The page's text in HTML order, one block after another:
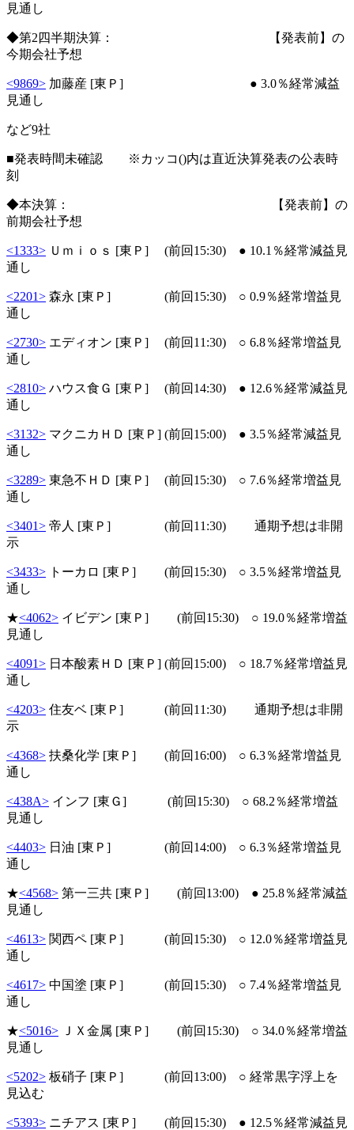
見通し
◆第2四半期決算： 【発表前】の
今期会社予想
<9869> 加藤産 [東Ｐ] ● 3.0％経常減益
見通し
など9社
■発表時間未確認 ※カッコ()内は直近決算発表の公表時
刻
◆本決算： 【発表前】の
前期会社予想
<1333> Ｕｍｉｏｓ [東Ｐ] (前回15:30) ● 10.1％経常減益見
通し
<2201> 森永 [東Ｐ] (前回15:30) ○ 0.9％経常増益見
通し
<2730> エディオン [東Ｐ] (前回11:30) ○ 6.8％経常増益見
通し
<2810> ハウス食Ｇ [東Ｐ] (前回14:30) ● 12.6％経常減益見
通し
<3132> マクニカＨＤ [東Ｐ] (前回15:00) ● 3.5％経常減益見
通し
<3289> 東急不ＨＤ [東Ｐ] (前回15:30) ○ 7.6％経常増益見
通し
<3401> 帝人 [東Ｐ] (前回11:30) 通期予想は非開
示
<3433> トーカロ [東Ｐ] (前回15:30) ○ 3.5％経常増益見
通し
★<4062> イビデン [東Ｐ] (前回15:30) ○ 19.0％経常増益
見通し
<4091> 日本酸素ＨＤ [東Ｐ] (前回15:00) ○ 18.7％経常増益見
通し
<4203> 住友ベ [東Ｐ] (前回11:30) 通期予想は非開
示
<4368> 扶桑化学 [東Ｐ] (前回16:00) ○ 6.3％経常増益見
通し
<438A> インフ [東Ｇ] (前回15:30) ○ 68.2％経常増益
見通し
<4403> 日油 [東Ｐ] (前回14:00) ○ 6.3％経常増益見
通し
★<4568> 第一三共 [東Ｐ] (前回13:00) ● 25.8％経常減益
見通し
<4613> 関西ペ [東Ｐ] (前回15:30) ○ 12.0％経常増益見
通し
<4617> 中国塗 [東Ｐ] (前回15:30) ○ 7.4％経常増益見
通し
★<5016> ＪＸ金属 [東Ｐ] (前回15:30) ○ 34.0％経常増益
見通し
<5202> 板硝子 [東Ｐ] (前回13:00) ○ 経常黒字浮上を
見込む
<5393> ニチアス [東Ｐ] (前回15:30) ● 12.5％経常減益見